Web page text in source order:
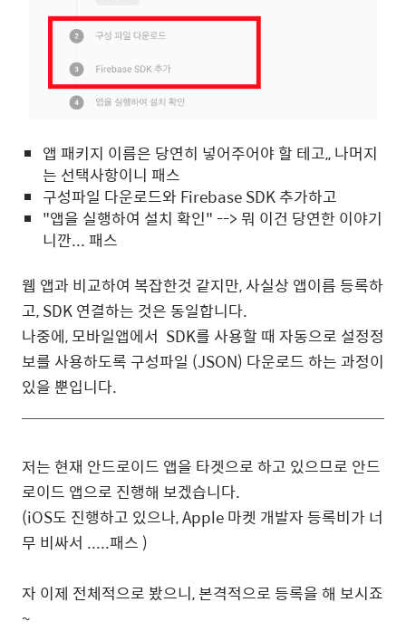
앱 패키지 이름은 당연히 넣어주어야 할 테고,, 나머지
는 선택사항이니 패스
구성파일 다운로드와 Firebase SDK 추가하고
"앱을 실행하여 설치 확인" --> 뭐 이건 당연한 이야기
니깐... 패스
웹 앱과 비교하여 복잡한것 같지만, 사실상 앱이름 등록하
고, SDK 연결하는 것은 동일합니다.
나중에, 모바일앱에서 SDK를 사용할 때 자동으로 설정정
보를 사용하도록 구성파일 (JSON) 다운로드 하는 과정이
있을 뿐입니다.
저는 현재 안드로이드 앱을 타겟으로 하고 있으므로 안드
로이드 앱으로 진행해 보겠습니다.
(iOS도 진행하고 있으나, Apple 마켓 개발자 등록비가 너
무 비싸서 .....패스 )
자 이제 전체적으로 봤으니, 본격적으로 등록을 해 보시죠
~